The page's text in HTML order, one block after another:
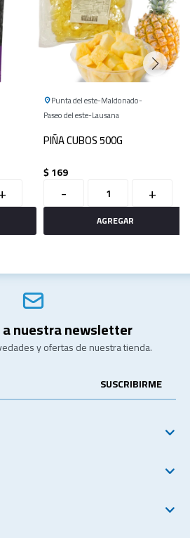
+
Punta del este Maldonado
Paseo del este Lausana
PIÑA CUBOS 500G
$169
- +
nuestra newsletter
y ofertas de nuestra tienda.
SUSCRIBIRME